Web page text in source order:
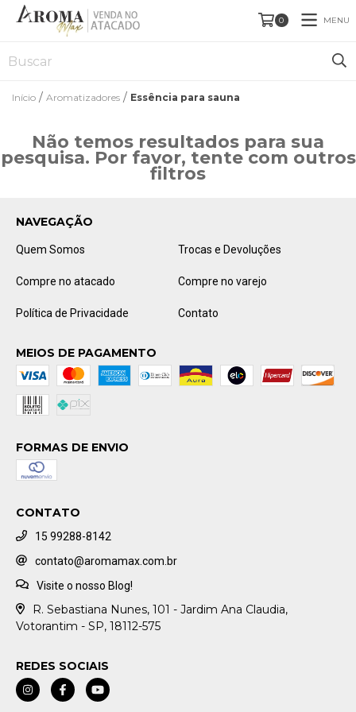
0 MENU
Início / Aromatizadores / Essência para sauna
Não temos resultados para sua
pesquisa. Por favor, tente com outros
filtros
NAVEGAÇÃO
Quem Somos Trocas e Devoluções
Compre no atacado Compre no varejo
Política de Privacidade Contato
MEIOS DE PAGAMENTO
FORMAS DE ENVIO
CONTATO
15 99288-8142
contato@aromamax.com.br
Visite o nosso Blog!
R. Sebastiana Nunes, 101 - Jardim Ana Claudia,
Votorantim - SP, 18112-575
REDES SOCIAIS